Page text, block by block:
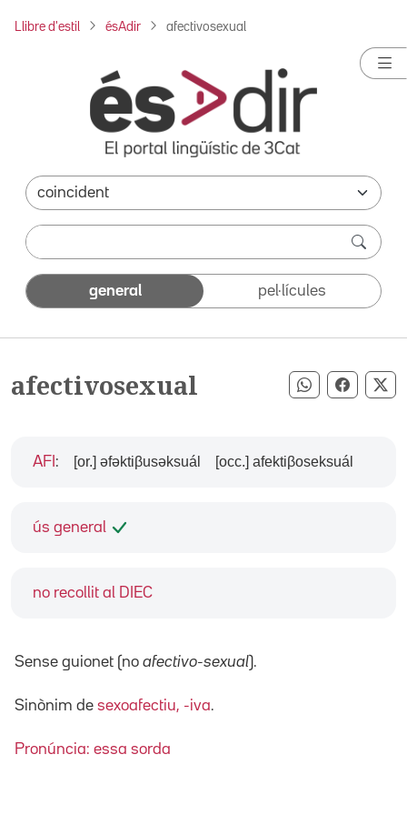
Llibre d'estil ésAdir afectivosexual
general pel·lícules
afectivosexual Compartir
ús general
no recollit al DIEC
AFI : [or.] əfəktiβusəksuál [occ.] afektiβoseksuál
Sense guionet (no afectivo-sexual).
Sinònim de sexoafectiu, -iva.
Pronúncia: essa sorda